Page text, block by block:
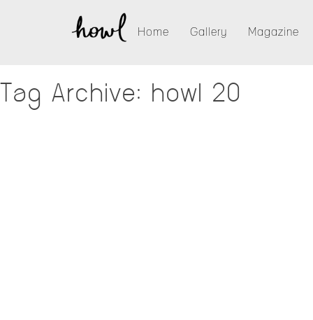
Home Gallery Magazine
Tag Archive: howl 20